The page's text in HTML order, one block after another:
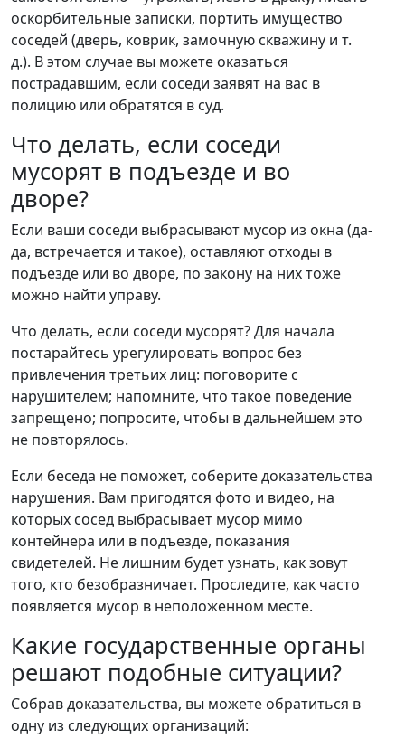
оскорбительные записки, портить имущество
соседей (дверь, коврик, замочную скважину и т.
д.). В этом случае вы можете оказаться
пострадавшим, если соседи заявят на вас в
полицию или обратятся в суд.
Что делать, если соседи
мусорят в подъезде и во
дворе?
Если ваши соседи выбрасывают мусор из окна (да-
да, встречается и такое), оставляют отходы в
подъезде или во дворе, по закону на них тоже
можно найти управу.
Что делать, если соседи мусорят? Для начала
постарайтесь урегулировать вопрос без
привлечения третьих лиц: поговорите с
нарушителем; напомните, что такое поведение
запрещено; попросите, чтобы в дальнейшем это
не повторялось.
Если беседа не поможет, соберите доказательства
нарушения. Вам пригодятся фото и видео, на
которых сосед выбрасывает мусор мимо
контейнера или в подъезде, показания
свидетелей. Не лишним будет узнать, как зовут
того, кто безобразничает. Проследите, как часто
появляется мусор в неположенном месте.
Какие государственные органы
решают подобные ситуации?
Собрав доказательства, вы можете обратиться в
одну из следующих организаций: